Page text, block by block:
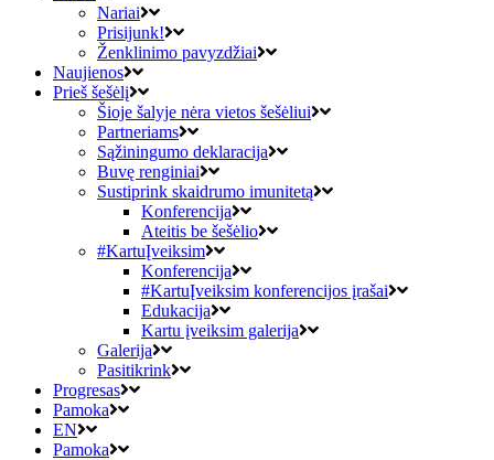
Nariai
Prisijunk!
Ženklinimo pavyzdžiai
Naujienos
Prieš šešėlį
Šioje šalyje nėra vietos šešėliui
Partneriams
Sąžiningumo deklaracija
Buvę renginiai
Sustiprink skaidrumo imunitetą
Konferencija
Ateitis be šešėlio
#KartuĮveiksim
Konferencija
#KartuĮveiksim konferencijos įrašai
Edukacija
Kartu įveiksim galerija
Galerija
Pasitikrink
Progresas
Pamoka
EN
Pamoka